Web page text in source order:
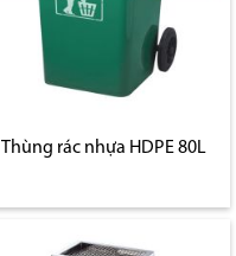
Thùng rác nhựa HDPE 80L